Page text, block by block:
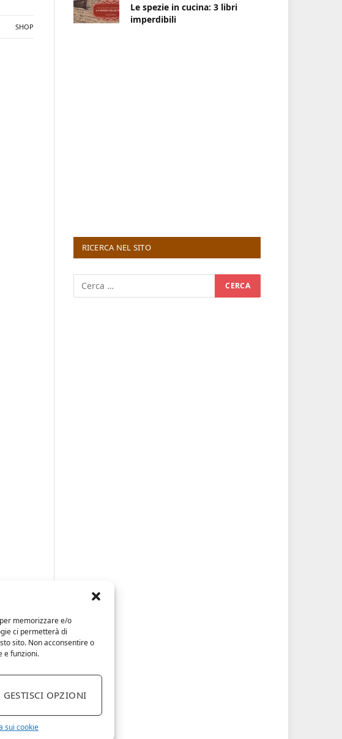
memorizzare e/o
ci permetterà di
sito. Non acconsentire o
e funzioni.
GESTISCI OPZIONI
sui cookie
SHOP
dal
80 g
o
alla
le
Le spezie in cucina: 3 libri
imperdibili
RICERCA NEL SITO